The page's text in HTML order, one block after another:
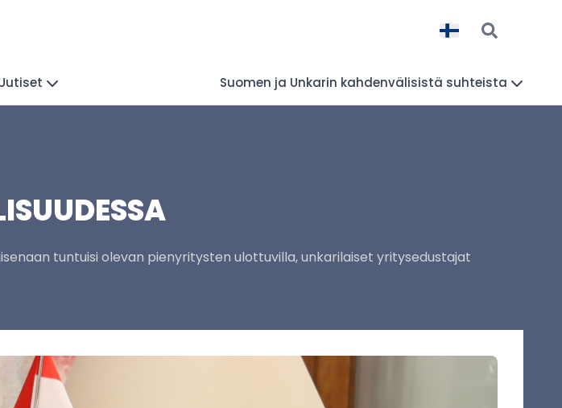
Suomen ja Unkarin kahdenvälisistä suhteista
tuntuisi olevan pienyritysten ulottuvilla, unkarilaiset yritysedustajat